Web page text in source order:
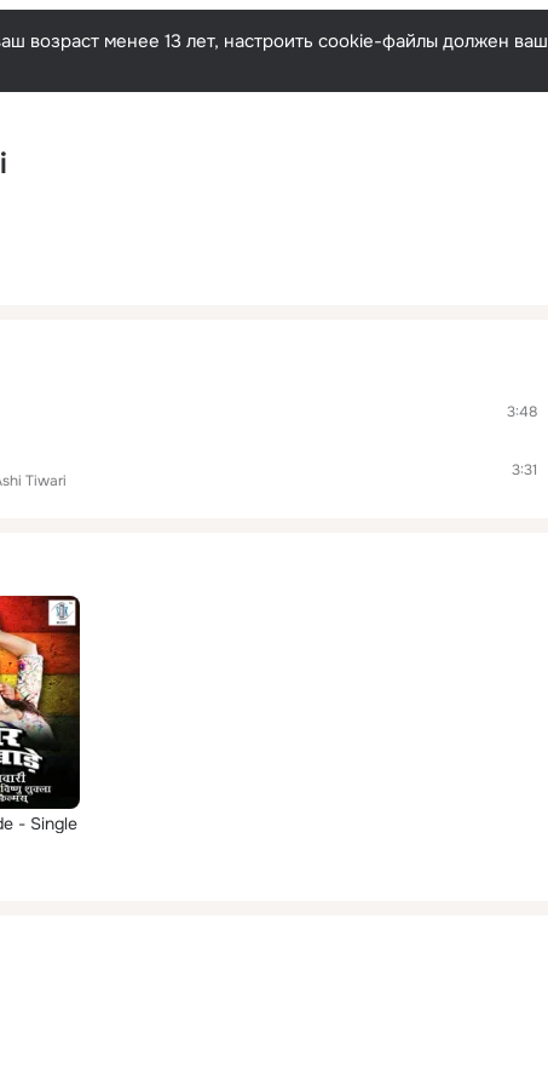
Русский
возраст менее 13 лет, настроить cookie-файлы должен ваш
3:48
Tiwari
3:31
- Single